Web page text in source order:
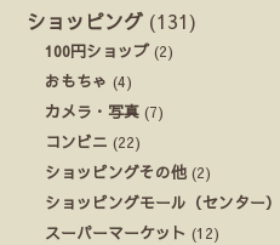
ショッピング (131)
100円ショップ (2)
おもちゃ (4)
カメラ・写真 (7)
コンビニ (22)
ショッピングその他 (2)
ショッピングモール（センター）
スーパーマーケット (12)